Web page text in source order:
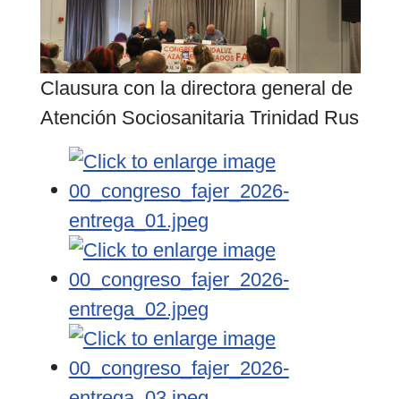
Clausura con la directora general de
Atención Sociosanitaria Trinidad Rus